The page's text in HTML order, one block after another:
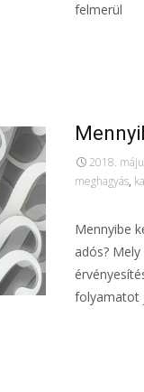
felmerül
2018.
meghagyás,
Mennyibe
adós?
folyamatot